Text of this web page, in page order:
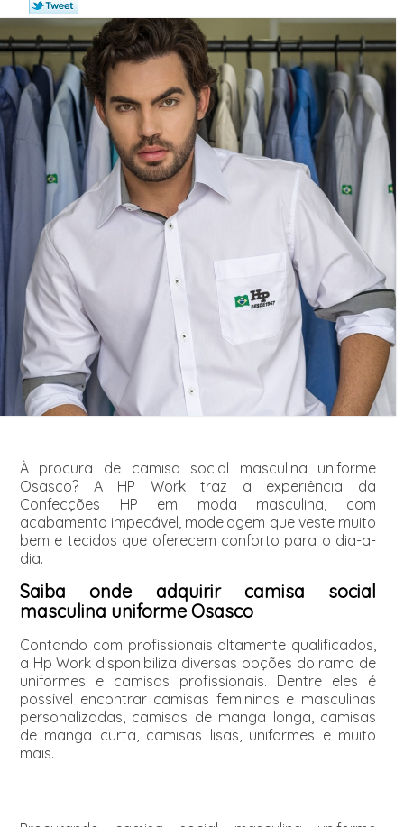
À procura de camisa social masculina uniforme
Osasco? A HP Work traz a experiência da
Confecções HP em moda masculina, com
acabamento impecável, modelagem que veste muito
bem e tecidos que oferecem conforto para o dia-a-
dia.
Saiba onde adquirir camisa social
masculina uniforme Osasco
Contando com profissionais altamente qualificados,
a Hp Work disponibiliza diversas opções do ramo de
uniformes e camisas profissionais. Dentre eles é
possível encontrar camisas femininas e masculinas
personalizadas, camisas de manga longa, camisas
de manga curta, camisas lisas, uniformes e muito
mais.